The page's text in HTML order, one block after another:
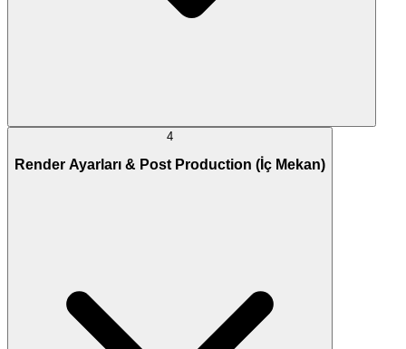
4
Render Ayarları & Post Production (İç Mekan)